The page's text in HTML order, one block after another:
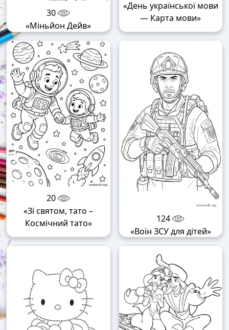
30
«Міньйон Дейв»
«День української мови
— Карта мови»
20
«Зі святом, тато –
Космічний тато»
124
«Воїн ЗСУ для дітей»